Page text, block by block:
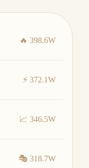
🔥 398.6W
⚡ 372.1W
📈 346.5W
🎭 318.7W